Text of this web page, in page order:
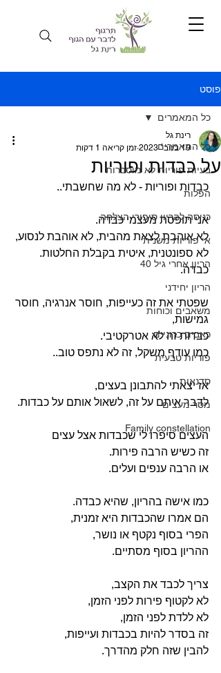
פוסט
כל המאמרים
בעיות פוריות לא מוסברות
הפלות
כניסה להריון סיפורי הצלחה
אי פוריות משנית
הריון אחרי גיל 40
הריון יחידני
משאבים וכוחות
כאבים כרוניים
פוריות טבעית
סדנאות
מסר מעצים
Family constellation
כל המאמרים
על כבדות ופוריות
רינת גל
19 בנוב׳ 2023
זמן קריאה 1 דקות
כבדות ופוריות - לא מה שחשבתי..
אני תופסת מעצמי כבדה.
לא אוהבת לצאת מהבית, לא אוהבת לנסוע,
לא ספונטנית, איטית בקבלת החלטות.
כבדה.
שפטתי את זה כעייפות, חוסר אנרגיה, חוסר
גמישות,
כבדות זה לא אטרקטיבי.
כמו עודף משקל, זה לא נתפס טוב..
אז יצאתי להתבונן בעצים,
לדבר איתם על זה, לשאול אותם על כבדות.
העצים סיפרו לי שכבדות אצל עצים
זה כשיש הרבה פירות.
או הרבה ענפים ועלים.
כמו אישה בהריון, שהיא כבדה.
הם אמרו שהכבדות היא זמנית,
הפרי בסוף נקטף או נושר,
ההריון בסוף מסתיים.
צריך לכבד את הקצב,
לא לקטוף פירות לפני הזמן,
לא ללדת לפני הזמן,
זה בסדר להיות בכבדות ועייפות,
להבין שזה חלק מהדרך.